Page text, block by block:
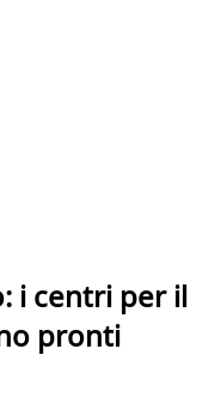
i centri per il
pronti